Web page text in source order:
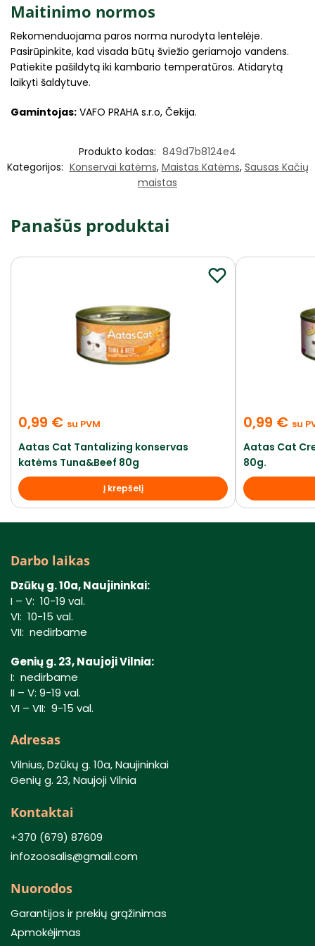
Maitinimo normos
Rekomenduojama paros norma nurodyta lentelėje.
Pasirūpinkite, kad visada būtų šviežio geriamojo vandens.
Patiekite pašildytą iki kambario temperatūros. Atidarytą
laikyti šaldytuve.
Gamintojas: VAFO PRAHA s.r.o, Čekija.
Produkto kodas: 849d7b8124e4
Kategorijos: Konservai katėms, Maistas Katėms, Sausas Kačių
maistas
Panašūs produktai
0,99 € su PVM
Aatas Cat Tantalizing konservas
katėms Tuna&Beef 80g
Į krepšelį
0,99 € su
Aatas Cat
80g.
Darbo laikas
Dzūkų g. 10a, Naujininkai:
I – V: 10-19 val.
VI: 10-15 val.
VII: nedirbame
Genių g. 23, Naujoji Vilnia:
I: nedirbame
II – V: 9-19 val.
VI – VII: 9-15 val.
Adresas
Vilnius, Dzūkų g. 10a, Naujininkai
Genių g. 23, Naujoji Vilnia
Kontaktai
+370 (679) 87609
infozoosalis@gmail.com
Nuorodos
Garantijos ir prekių grąžinimas
Apmokėjimas